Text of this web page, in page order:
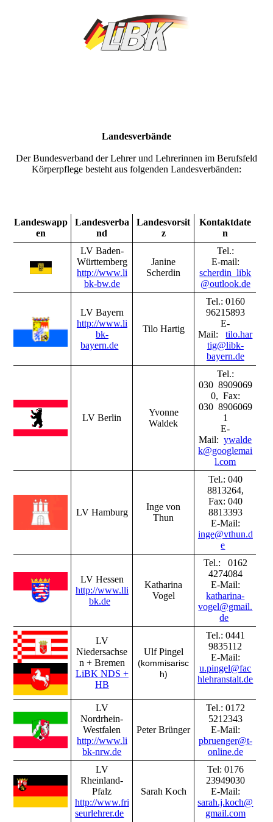
Landes­verbände
Der Bundesverband der Lehrer und Lehrerinnen im Berufsfeld
Körperpflege besteht aus folgenden Landesverbänden:
Landeswapp
en
Landesverba
nd
Landesvorsit
z
Kontaktdate
n
LV Baden-
Württemberg
http://www.li
bk-bw.de
Janine
Scherdin
Tel.:
E-mail:
scherdin_libk
@outlook.de
LV Bayern
http://www.li
bk-
bayern.de
Tilo Hartig
Tel.: 0160
96215893
E-
Mail:tilo.har
tig@libk-
bayern.de
LV Berlin
Yvonne
Waldek
Tel.:
030 8909069
0, Fax:
030 8906069
1
E-
Mail:ywalde
k@googlemai
l.com
LV Hamburg
Inge von
Thun
Tel.: 040
8813264,
Fax: 040
8813393
E-Mail:
inge@vthun.d
e
LV Hessen
http://www.lli
bk.de
Katharina
Vogel
Tel.: 0162
4274084
E-Mail:
katharina-
vogel@gmail.
de
LV
Niedersachse
n + Bremen
LiBK NDS +
HB
Ulf Pingel
(kommisarisc
h)
Tel.: 0441
9835112
E-Mail:
u.pingel@fac
hlehranstalt.de
LV
Nordrhein-
Westfalen
http://www.li
bk-nrw.de
Peter Brünger
Tel.: 0172
5212343
E-Mail:
pbruenger@t-
online.de
LV
Rheinland-
Pfalz
http://www.fri
seurlehrer.de
Sarah Koch
Tel: 0176
23949030
E-Mail:
sarah.j.koch@
gmail.com